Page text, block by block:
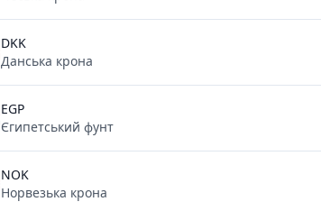
DKK
Данська крона
EGP
Єгипетський фунт
NOK
Норвезька крона